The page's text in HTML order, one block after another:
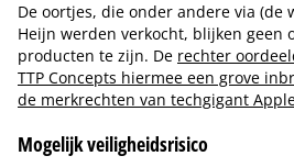
De oortjes, die onder andere via (de
Heijn werden verkocht, blijken geen
producten te zijn. De rechter
TTP Concepts hiermee een grove
de merkrechten van techgigant
Mogelijk veiligheidsrisico